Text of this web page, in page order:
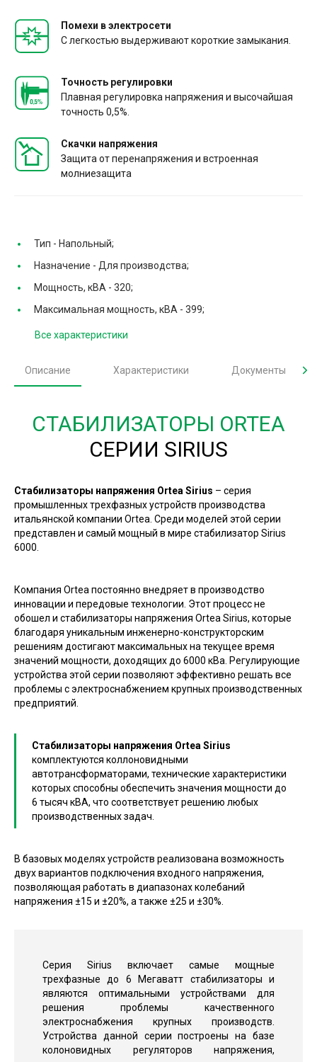
Помехи в электросети
С легкостью выдерживают короткие замыкания.
Точность регулировки
Плавная регулировка напряжения и высочайшая
точность 0,5%.
Скачки напряжения
Защита от перенапряжения и встроенная
молниезащита
Тип - Напольный;
Назначение - Для производства;
Мощность, кВА - 320;
Максимальная мощность, кВА - 399;
Все характеристики
Описание Характеристики Документы
СТАБИЛИЗАТОРЫ ORTEA
СЕРИИ SIRIUS
Стабилизаторы напряжения Ortea Sirius – серия
промышленных трехфазных устройств производства
итальянской компании Ortea. Среди моделей этой серии
представлен и самый мощный в мире стабилизатор Sirius
6000.
Компания Ortea постоянно внедряет в производство
инновации и передовые технологии. Этот процесс не
обошел и стабилизаторы напряжения Ortea Sirius, которые
благодаря уникальным инженерно-конструкторским
решениям достигают максимальных на текущее время
значений мощности, доходящих до 6000 кВа. Регулирующие
устройства этой серии позволяют эффективно решать все
проблемы с электроснабжением крупных производственных
предприятий.
Стабилизаторы напряжения Ortea Sirius
комплектуются коллоновидными
автотрансформаторами, технические характеристики
которых способны обеспечить значения мощности до
6 тысяч кВА, что соответствует решению любых
производственных задач.
В базовых моделях устройств реализована возможность
двух вариантов подключения входного напряжения,
позволяющая работать в диапазонах колебаний
напряжения ±15 и ±20%, а также ±25 и ±30%.
Серия Sirius включает самые мощные
трехфазные до 6 Мегаватт стабилизаторы и
являются оптимальными устройствами для
решения проблемы качественного
электроснабжения крупных производств.
Устройства данной серии построены на базе
колоновидных регуляторов напряжения,